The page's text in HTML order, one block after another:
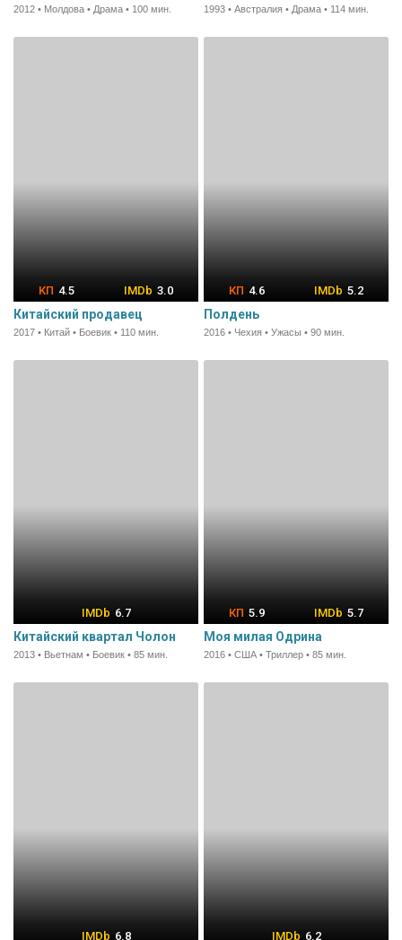
2012 • Молдова • Драма • 100 мин. 1993 • Австралия • Драма • 114 мин.
4.5 3.0
Китайский продавец
2017 • Китай • Боевик • 110 мин.
4.6 5.2
Полдень
2016 • Чехия • Ужасы • 90 мин.
6.7
Китайский квартал Чолон
2013 • Вьетнам • Боевик • 85 мин.
5.9 5.7
Моя милая Одрина
2016 • США • Триллер • 85 мин.
6.8 6.2